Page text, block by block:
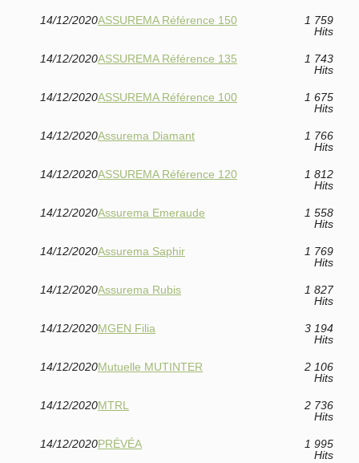
14/12/2020ASSUREMA Référence 150
1 759
Hits
14/12/2020ASSUREMA Référence 135
1 743
Hits
14/12/2020ASSUREMA Référence 100
1 675
Hits
14/12/2020Assurema Diamant
1 766
Hits
14/12/2020ASSUREMA Référence 120
1 812
Hits
14/12/2020Assurema Emeraude
1 558
Hits
14/12/2020Assurema Saphir
1 769
Hits
14/12/2020Assurema Rubis
1 827
Hits
14/12/2020MGEN Filia
3 194
Hits
14/12/2020Mutuelle MUTINTER
2 106
Hits
14/12/2020MTRL
2 736
Hits
14/12/2020PRÉVÉA
1 995
Hits